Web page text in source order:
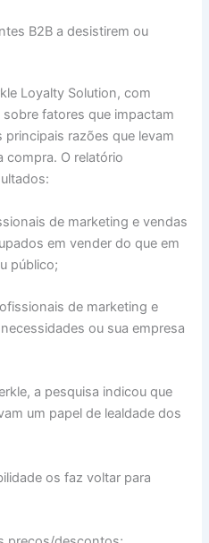
B2B a desistirem ou
Loyalty Solution, com
fatores que impactam
razões que levam
compra. O relatório
de marketing e vendas
em vender do que em
público;
de marketing e
ou sua empresa
a pesquisa indicou que
um papel de lealdade dos
os faz voltar para